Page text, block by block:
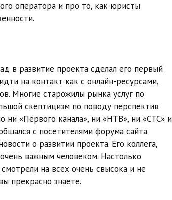
оператора и про то, как юристы
в развитие проекта сделал его первый
на контакт как с онлайн-ресурсами,
Многие старожилы рынка услуг по
скептицизм по поводу перспектив
ни «Первого канала», ни «НТВ», ни «СТС» и
с посетителями форума сайта
о развитии проекта. Его коллега,
важным человеком. Настолько
на всех очень свысока и не
прекрасно знаете.